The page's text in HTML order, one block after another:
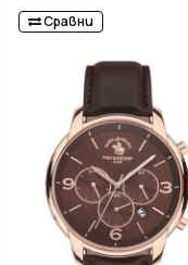
Сравни